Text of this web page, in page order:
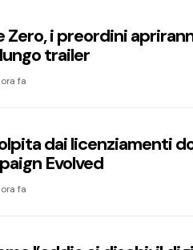
i preordini
trailer
ora fa
dai licenziamenti
Evolved
ora fa